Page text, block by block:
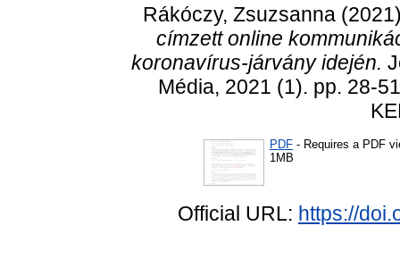
Rákóczy, Zsuzsanna
címzett online
koronavírus-járvány idején.
Média, 2021 (1). pp. 28-
PDF - Requires a PDF
1MB
Official URL: https://